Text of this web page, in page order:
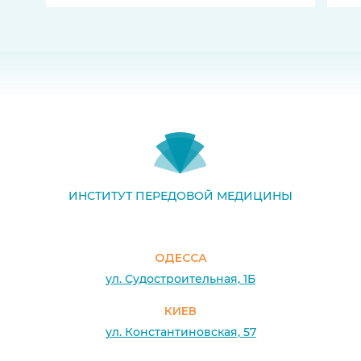
ИНСТИТУТ ПЕРЕДОВОЙ МЕДИЦИНЫ
ОДЕССА
ул. Судостроительная, 1Б
КИЕВ
ул. Константиновская, 57